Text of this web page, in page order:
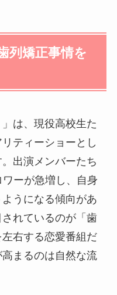
列矯正事情を
は、現役高校生た
ティーショーとし
出演メンバーたち
ーが急増し、自身
うになる傾向があ
れているのが「歯
右する恋愛番組だ
まるのは自然な流